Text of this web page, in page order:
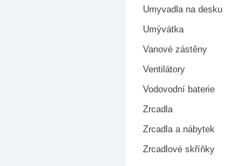
Umyvadla na desku
Umývátka
Vanové zástěny
Ventilátory
Vodovodní baterie
Zrcadla
Zrcadla a nábytek
Zrcadlové skříňky